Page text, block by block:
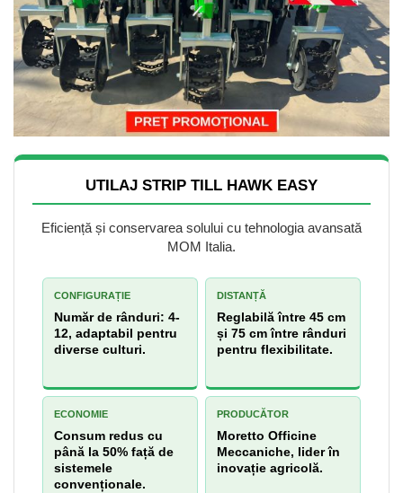
UTILAJ STRIP TILL HAWK EASY
Eficiență și conservarea solului cu tehnologia avansată
MOM Italia.
CONFIGURAȚIE
Număr de rânduri: 4-
12, adaptabil pentru
diverse culturi.
DISTANȚĂ
Reglabilă între 45 cm
și 75 cm între rânduri
pentru flexibilitate.
ECONOMIE
Consum redus cu
până la 50% față de
sistemele
convenționale.
PRODUCĂTOR
Moretto Officine
Meccaniche, lider în
inovație agricolă.